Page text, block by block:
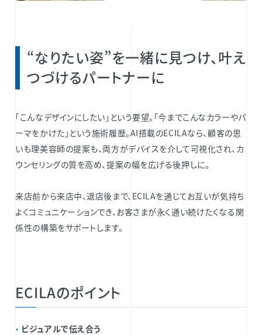
“なりたい姿”を一緒に見つけ、叶え
つづけるパートナーに
「こんなデザインにしたい」という要望。「今までこんなカラーやパ
ーマをかけた」という施術履歴。AI搭載のECILAなら、顧客の思
いも理美容師の提案も、両方がデバイスを介して可視化され、カ
ウンセリングの質を高め、提案の幅を広げる後押しに。
来店前から来店中、退店後まで、ECILAを通じてお互いが気持ち
よくコミュニケーションでき、お客さまが永く通い続けたくなる関
係性の構築をサポートします。
ECILAのポイント
ビジュアルで伝え合う